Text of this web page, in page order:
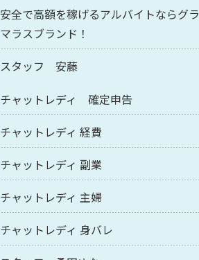
安全で高額を稼げるアルバイトならグラ
マラスブランド！
スタッフ 安藤
チャットレディ 確定申告
チャットレディ 経費
チャットレディ 副業
チャットレディ 主婦
チャットレディ 身バレ